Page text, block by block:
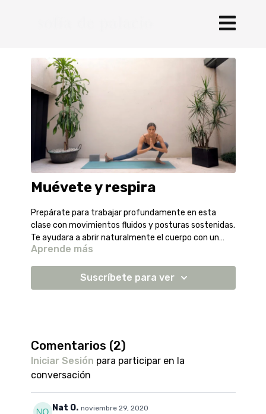
Muévete y respira
Prepárate para trabajar profundamente en esta
clase con movimientos fluidos y posturas sostenidas.
Te ayudara a abrir naturalmente el cuerpo con un
enfoque en la cadera.
Perfil: sofdepalacio
Playlist recomendada: Love flow (1:15)
Aprende más
Suscríbete para ver
Comentarios (2)
Iniciar Sesión para participar en la
conversación
Nat O. noviembre 29, 2020